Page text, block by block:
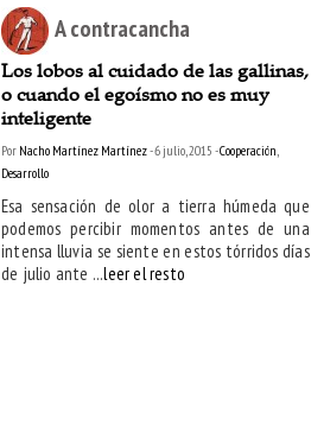
A contracancha
Los lobos al cuidado de las gallinas,
o cuando el egoísmo no es muy
inteligente
Por Nacho Martínez Martínez- 6 julio, 2015 -Cooperación,
Desarrollo
Esa sensación de olor a tierra húmeda que
podemos percibir momentos antes de una
intensa lluvia se siente en estos tórridos días
de julio ante ...leer el resto